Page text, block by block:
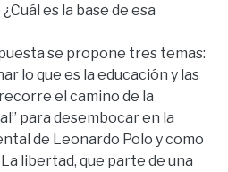
es la base de esa
se propone tres temas:
lo que es la educación y las
el camino de la
para desembocar en la
de Leonardo Polo y como
libertad, que parte de una